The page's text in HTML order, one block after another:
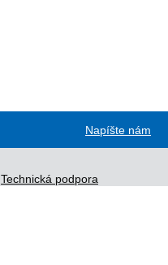
Napíšte nám
Technická podpora